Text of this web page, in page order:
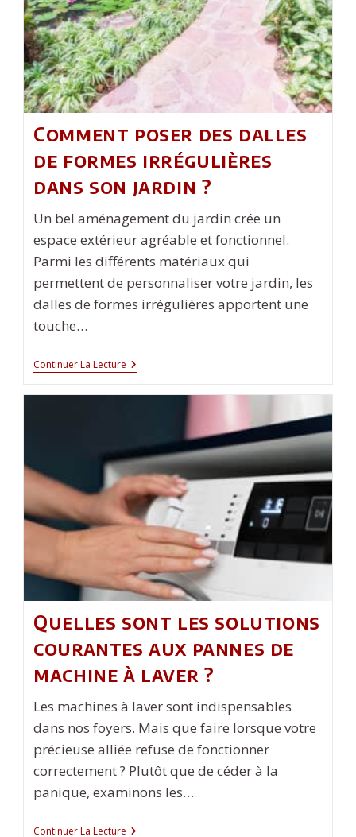
Comment poser des dalles
de formes irrégulières
dans son jardin ?
Un bel aménagement du jardin crée un
espace extérieur agréable et fonctionnel.
Parmi les différents matériaux qui
permettent de personnaliser votre jardin, les
dalles de formes irrégulières apportent une
touche…
Continuer La Lecture Comment
Poser
Irrégulières
Dans
Son
Jardin
?
Quelles sont les solutions
courantes aux pannes de
machine à laver ?
Les machines à laver sont indispensables
dans nos foyers. Mais que faire lorsque votre
précieuse alliée refuse de fonctionner
correctement ? Plutôt que de céder à la
panique, examinons les…
Continuer La Lecture Quelles